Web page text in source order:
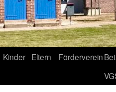
Kinder Eltern Förderverein